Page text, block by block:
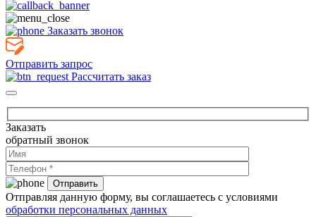
Заказать звонок
Отправить запрос
Рассчитать заказ
Заказать
обратный звонок
Отправляя данную форму, вы соглашаетесь с условиями
обработки персональных данных